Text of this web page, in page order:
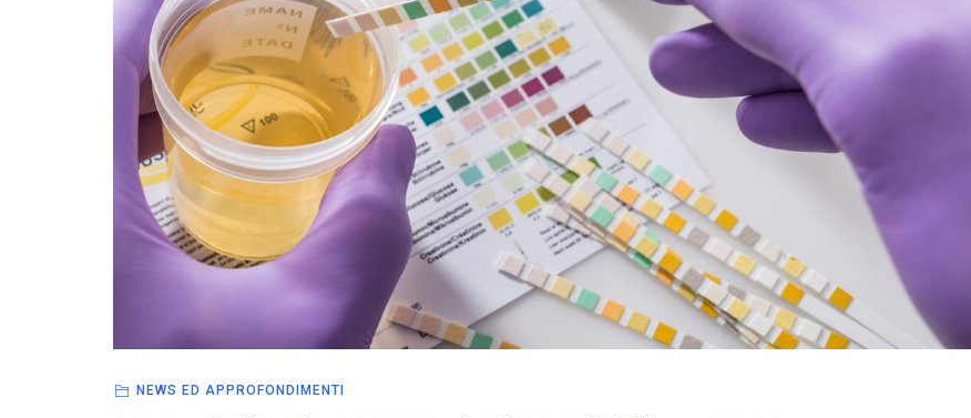
NEWS ED APPROFONDIMENTI